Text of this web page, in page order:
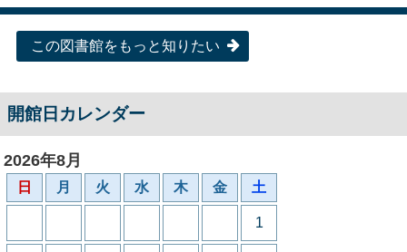
この図書館をもっと知りたい
開館日カレンダー
2026年8月
日 月 火 水 木 金 土
1